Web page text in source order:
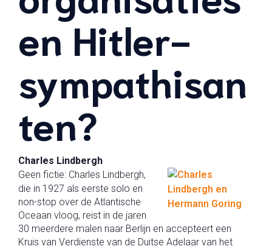
en Hitler-
sympathisan
ten?
Charles Lindbergh
Geen fictie: Charles Lindbergh,
die in 1927 als eerste solo en
non-stop over de Atlantische
Oceaan vloog, reist in de jaren
30 meerdere malen naar Berlijn en accepteert een
Kruis van Verdienste van de Duitse Adelaar van het